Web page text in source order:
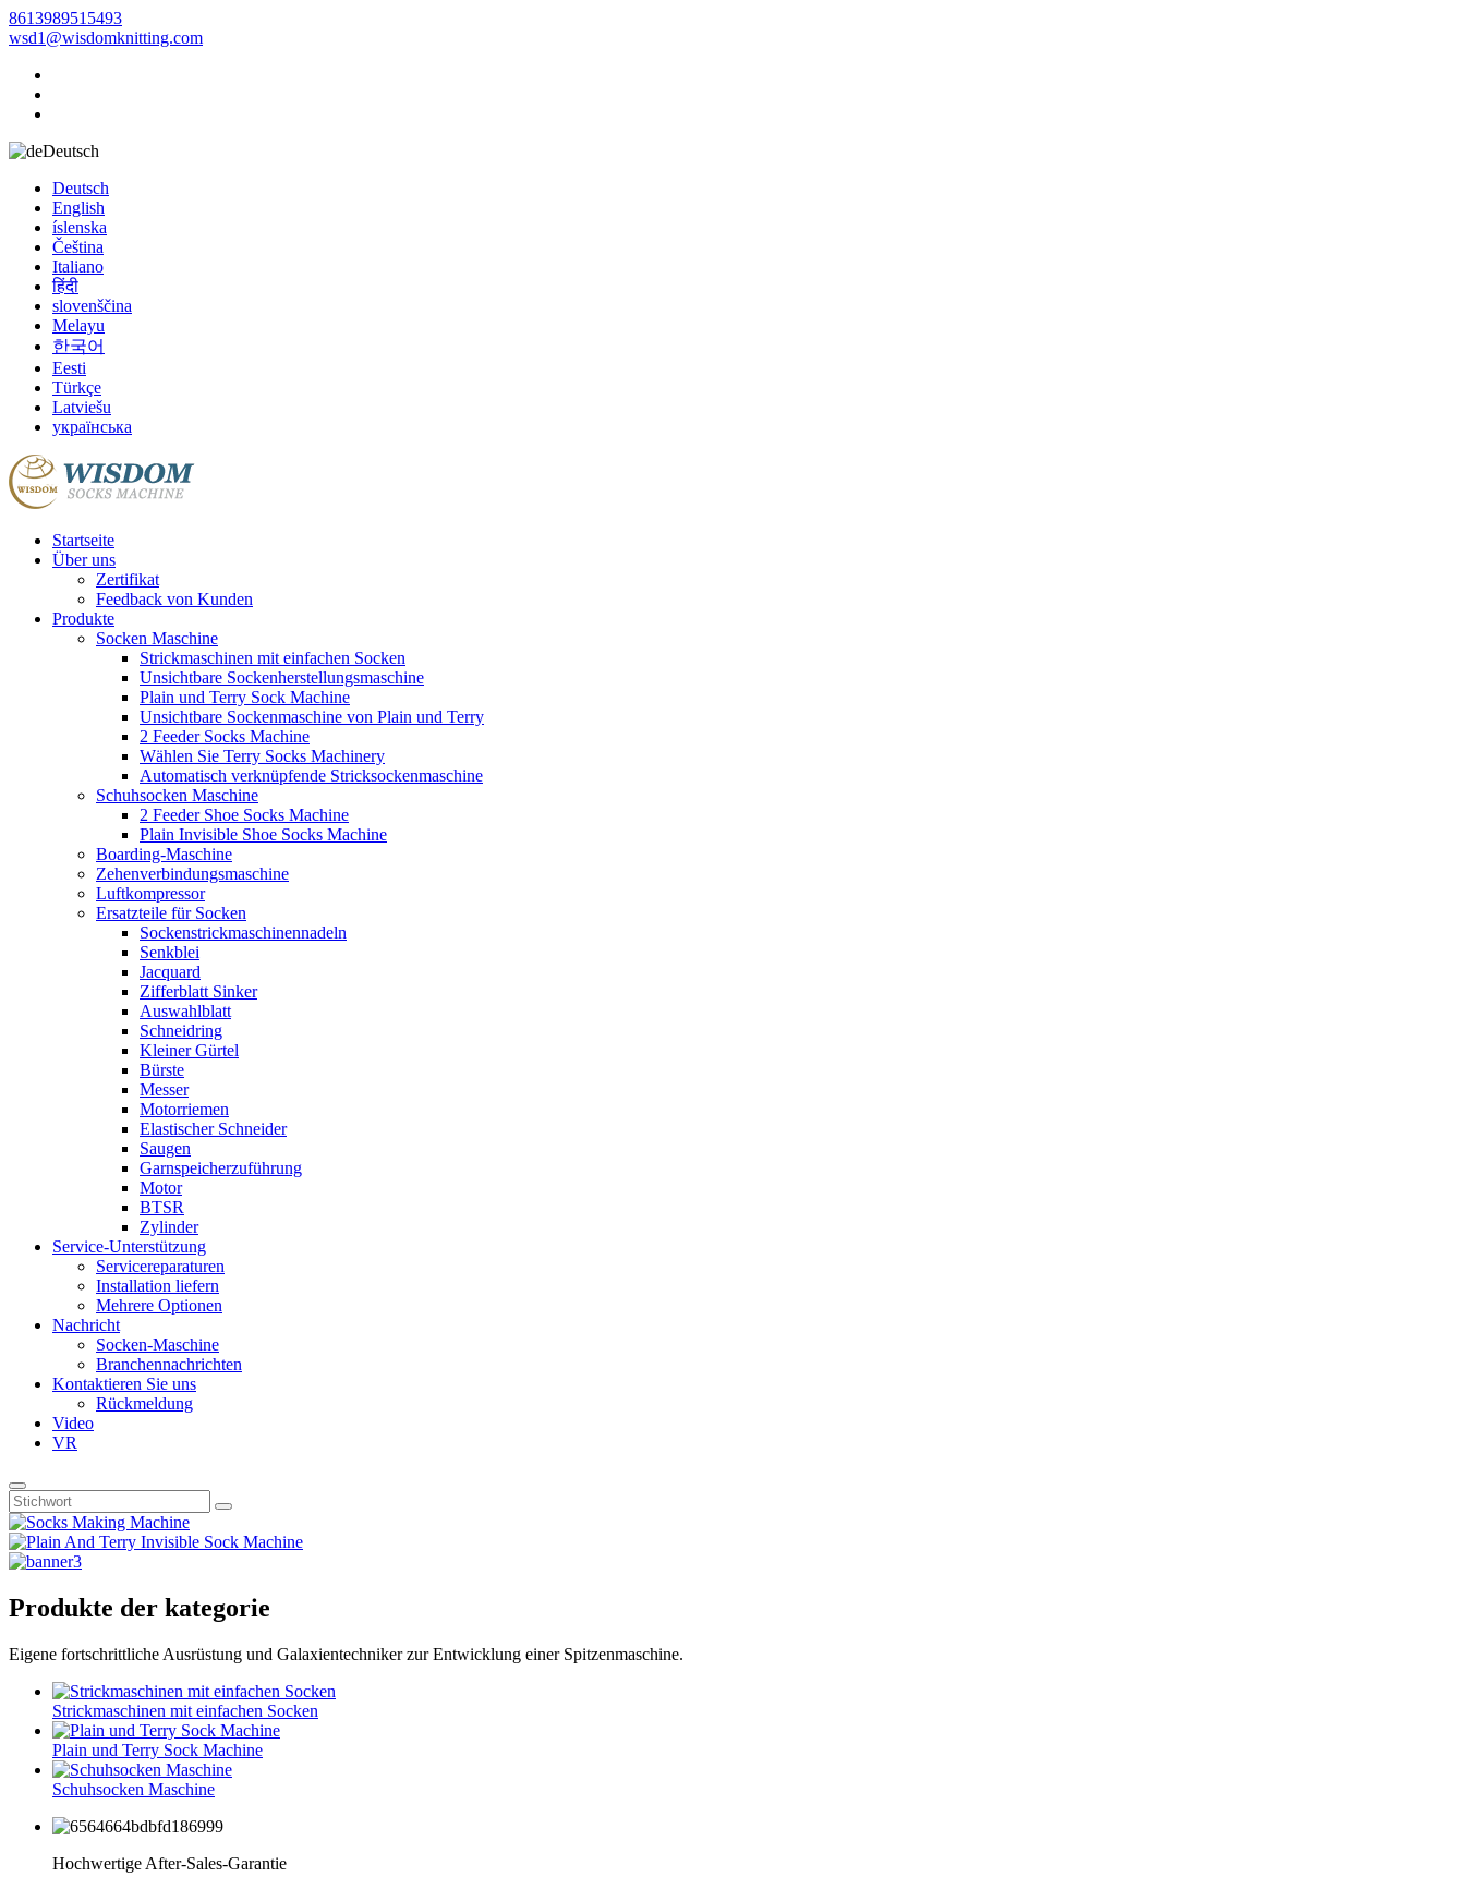
8613989515493
wsd1@wisdomknitting.com
Deutsch
Deutsch
English
íslenska
Čeština
Italiano
हिंदी
slovenščina
Melayu
한국어
Eesti
Türkçe
Latviešu
українська
Startseite
Über uns
Zertifikat
Feedback von Kunden
Produkte
Socken Maschine
Strickmaschinen mit einfachen Socken
Unsichtbare Sockenherstellungsmaschine
Plain und Terry Sock Machine
Unsichtbare Sockenmaschine von Plain und Terry
2 Feeder Socks Machine
Wählen Sie Terry Socks Machinery
Automatisch verknüpfende Stricksockenmaschine
Schuhsocken Maschine
2 Feeder Shoe Socks Machine
Plain Invisible Shoe Socks Machine
Boarding-Maschine
Zehenverbindungsmaschine
Luftkompressor
Ersatzteile für Socken
Sockenstrickmaschinennadeln
Senkblei
Jacquard
Zifferblatt Sinker
Auswahlblatt
Schneidring
Kleiner Gürtel
Bürste
Messer
Motorriemen
Elastischer Schneider
Saugen
Garnspeicherzuführung
Motor
BTSR
Zylinder
Service-Unterstützung
Servicereparaturen
Installation liefern
Mehrere Optionen
Nachricht
Socken-Maschine
Branchennachrichten
Kontaktieren Sie uns
Rückmeldung
Video
VR
Produkte der kategorie
Eigene fortschrittliche Ausrüstung und Galaxientechniker zur Entwicklung einer Spitzenmaschine.
Strickmaschinen mit einfachen Socken
Plain und Terry Sock Machine
Schuhsocken Maschine
Hochwertige After-Sales-Garantie